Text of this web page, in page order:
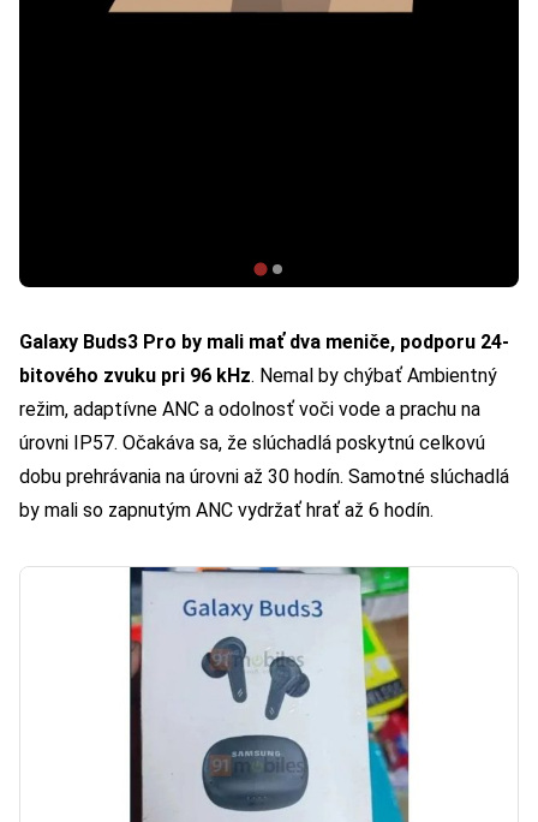
Galaxy Buds3 Pro by mali mať dva meniče, podporu 24-
bitového zvuku pri 96 kHz. Nemal by chýbať Ambientný
režim, adaptívne ANC a odolnosť voči vode a prachu na
úrovni IP57. Očakáva sa, že slúchadlá poskytnú celkovú
dobu prehrávania na úrovni až 30 hodín. Samotné slúchadlá
by mali so zapnutým ANC vydržať hrať až 6 hodín.